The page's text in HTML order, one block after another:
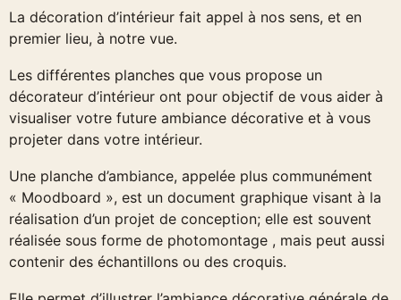
La décoration d’intérieur fait appel à nos sens, et en
premier lieu, à notre vue.
Les différentes planches que vous propose un
décorateur d’intérieur ont pour objectif de vous aider à
visualiser votre future ambiance décorative et à vous
projeter dans votre intérieur.
Une planche d’ambiance, appelée plus communément
« Moodboard », est un document graphique visant à la
réalisation d’un projet de conception; elle est souvent
réalisée sous forme de photomontage , mais peut aussi
contenir des échantillons ou des croquis.